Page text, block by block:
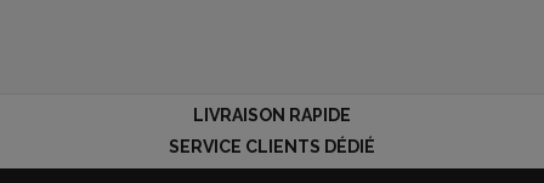
LIVRAISON RAPIDE
SERVICE CLIENTS DÉDIÉ